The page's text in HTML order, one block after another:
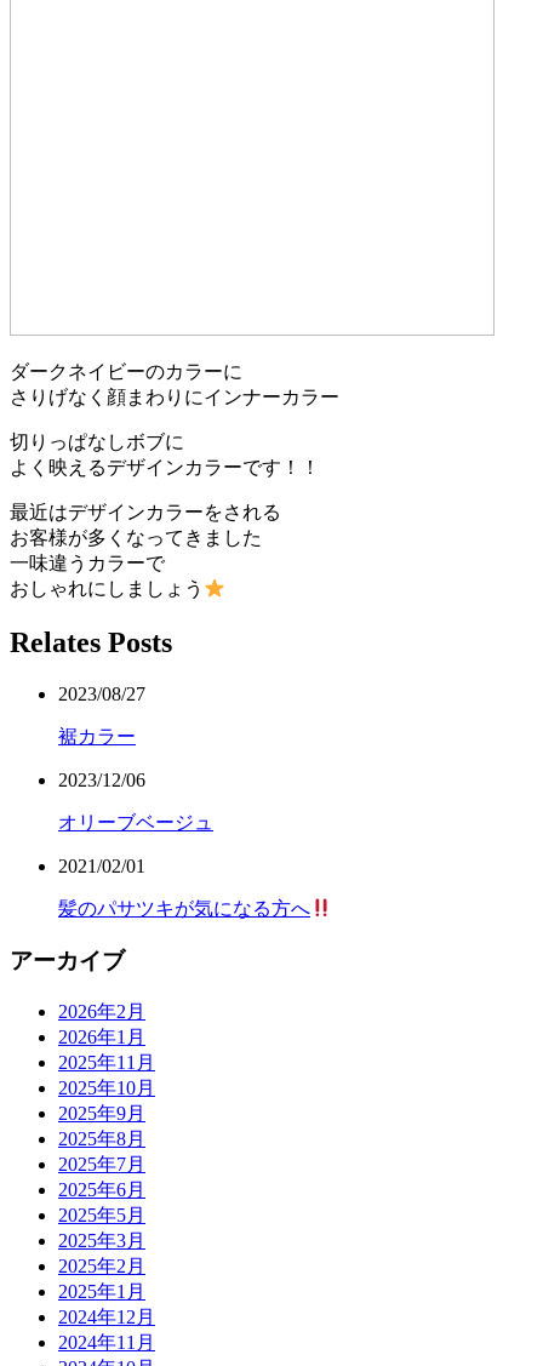
ダークネイビーのカラーに
さりげなく顔まわりにインナーカラー
切りっぱなしボブに
よく映えるデザインカラーです！！
最近はデザインカラーをされる
お客様が多くなってきました
一味違うカラーで
おしゃれにしましょう
Relates Posts
2023/08/27
裾カラー
2023/12/06
オリーブベージュ
2021/02/01
髪のパサツキが気になる方へ
アーカイブ
2026年2月
2026年1月
2025年11月
2025年10月
2025年9月
2025年8月
2025年7月
2025年6月
2025年5月
2025年3月
2025年2月
2025年1月
2024年12月
2024年11月